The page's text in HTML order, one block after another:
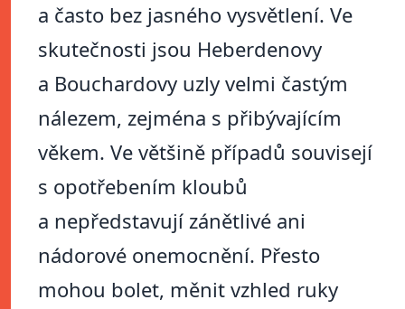
a často bez jasného vysvětlení. Ve
skutečnosti jsou Heberdenovy
a Bouchardovy uzly velmi častým
nálezem, zejména s přibývajícím
věkem. Ve většině případů souvisejí
s opotřebením kloubů
a nepředstavují zánětlivé ani
nádorové onemocnění. Přesto
mohou bolet, měnit vzhled ruky